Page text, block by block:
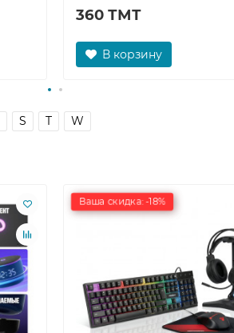
360 ТМТ
В корзину
S T W
Ваша скидка: -18%